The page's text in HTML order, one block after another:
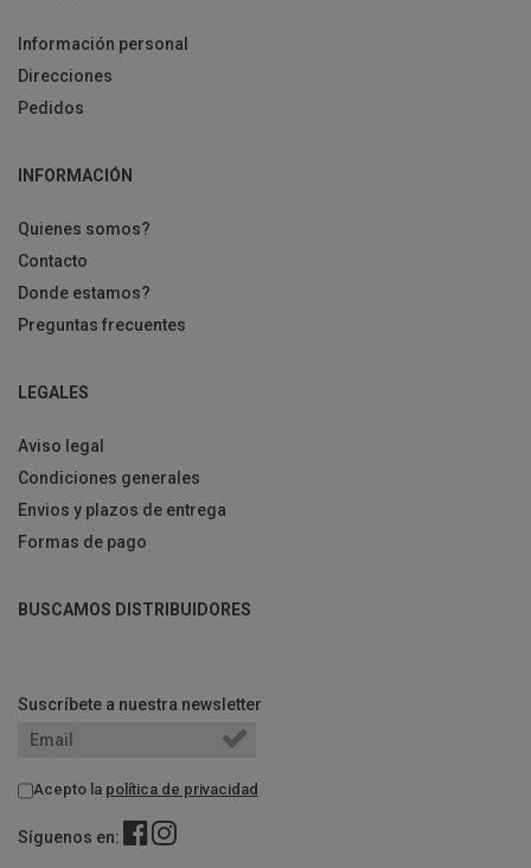
Información personal
Direcciones
Pedidos
INFORMACIÓN
Quienes somos?
Contacto
Donde estamos?
Preguntas frecuentes
LEGALES
Aviso legal
Condiciones generales
Envios y plazos de entrega
Formas de pago
BUSCAMOS DISTRIBUIDORES
Suscríbete a nuestra newsletter
Acepto la política de privacidad
Síguenos en: